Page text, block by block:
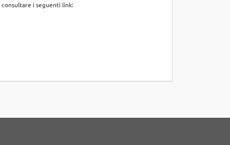
i seguenti link: